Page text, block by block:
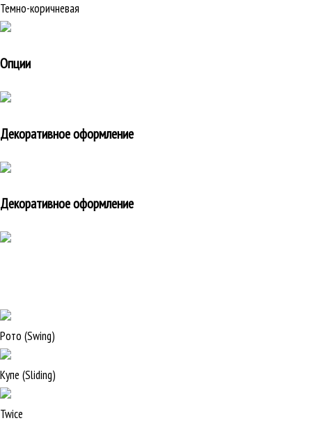
Темно-коричневая
Опции
Декоративное оформление
Декоративное оформление
Рото (Swing)
Купе (Sliding)
Twice